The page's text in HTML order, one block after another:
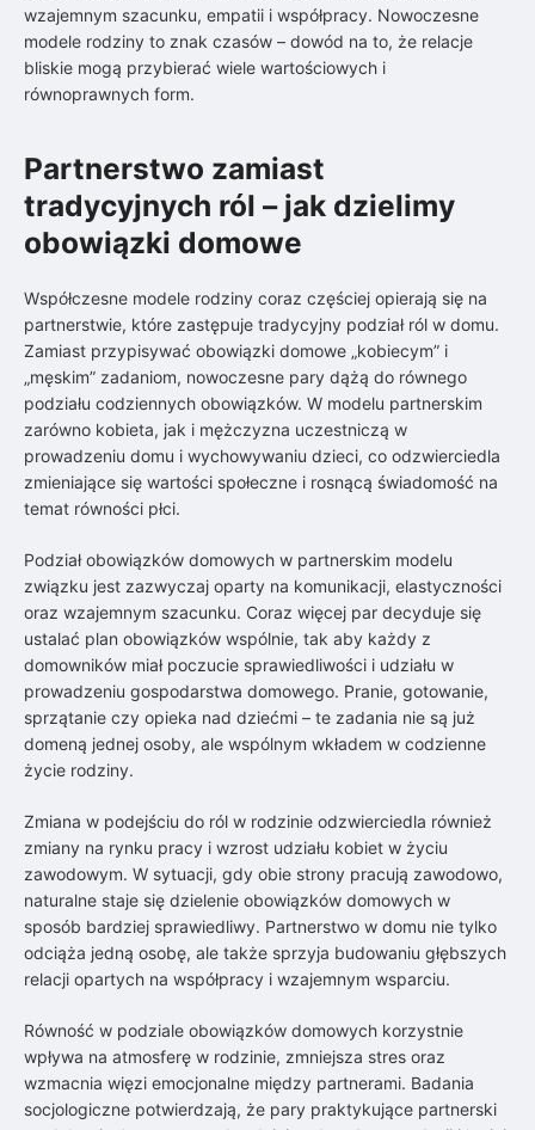
wzajemnym szacunku, empatii i współpracy. Nowoczesne
modele rodziny to znak czasów – dowód na to, że relacje
bliskie mogą przybierać wiele wartościowych i
równoprawnych form.
Partnerstwo zamiast
tradycyjnych ról – jak dzielimy
obowiązki domowe
Współczesne modele rodziny coraz częściej opierają się na
partnerstwie, które zastępuje tradycyjny podział ról w domu.
Zamiast przypisywać obowiązki domowe „kobiecym” i
„męskim” zadaniom, nowoczesne pary dążą do równego
podziału codziennych obowiązków. W modelu partnerskim
zarówno kobieta, jak i mężczyzna uczestniczą w
prowadzeniu domu i wychowywaniu dzieci, co odzwierciedla
zmieniające się wartości społeczne i rosnącą świadomość na
temat równości płci.
Podział obowiązków domowych w partnerskim modelu
związku jest zazwyczaj oparty na komunikacji, elastyczności
oraz wzajemnym szacunku. Coraz więcej par decyduje się
ustalać plan obowiązków wspólnie, tak aby każdy z
domowników miał poczucie sprawiedliwości i udziału w
prowadzeniu gospodarstwa domowego. Pranie, gotowanie,
sprzątanie czy opieka nad dziećmi – te zadania nie są już
domeną jednej osoby, ale wspólnym wkładem w codzienne
życie rodziny.
Zmiana w podejściu do ról w rodzinie odzwierciedla również
zmiany na rynku pracy i wzrost udziału kobiet w życiu
zawodowym. W sytuacji, gdy obie strony pracują zawodowo,
naturalne staje się dzielenie obowiązków domowych w
sposób bardziej sprawiedliwy. Partnerstwo w domu nie tylko
odciąża jedną osobę, ale także sprzyja budowaniu głębszych
relacji opartych na współpracy i wzajemnym wsparciu.
Równość w podziale obowiązków domowych korzystnie
wpływa na atmosferę w rodzinie, zmniejsza stres oraz
wzmacnia więzi emocjonalne między partnerami. Badania
socjologiczne potwierdzają, że pary praktykujące partnerski